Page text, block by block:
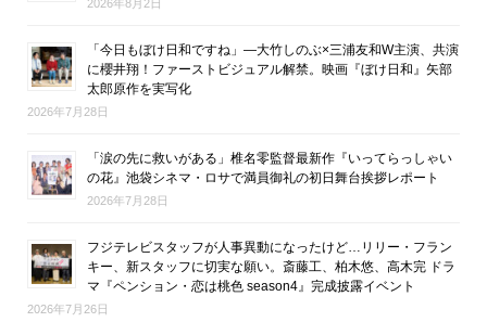
2026年8月2日
「今日もぼけ日和ですね」―大竹しのぶ×三浦友和W主演、共演
に櫻井翔！ファーストビジュアル解禁。映画『ぼけ日和』矢部
太郎原作を実写化
2026年7月28日
「涙の先に救いがある」椎名零監督最新作『いってらっしゃい
の花』池袋シネマ・ロサで満員御礼の初日舞台挨拶レポート
2026年7月28日
フジテレビスタッフが人事異動になったけど…リリー・フラン
キー、新スタッフに切実な願い。斎藤工、柏木悠、高木完 ドラ
マ『ペンション・恋は桃色 season4』完成披露イベント
2026年7月26日